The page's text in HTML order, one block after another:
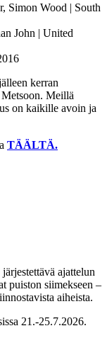
Simon Wood | South
John | United
kerran
Meillä
on kaikille avoin ja
TÄÄLTÄ.
ajattelun
puiston siimekseen –
aiheista.
21.-25.7.2026.